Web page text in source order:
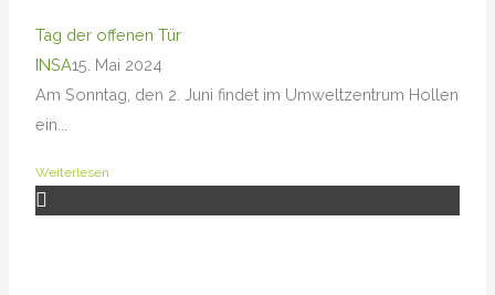
Tag der offenen Tür
INSA15. Mai 2024
Am Sonntag, den 2. Juni findet im Umweltzentrum Hollen
ein...
Weiterlesen